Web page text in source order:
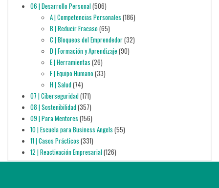
06 | Desarrollo Personal(506)
A | Competencias Personales (186)
B | Reducir Fracaso(65)
C | Bloqueos del Emprendedor(32)
D | Formación y Aprendizaje (90)
E | Herramientas (26)
F | Equipo Humano(33)
H | Salud(74)
07 | Ciberseguridad(171)
08 | Sostenibilidad(357)
09 | Para Mentores (156)
10 | Escuela para Business Angels (55)
11 | Casos Prácticos (331)
12 | Reactivación Empresarial(126)